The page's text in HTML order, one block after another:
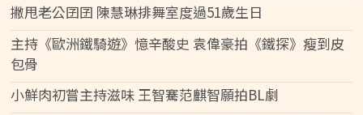
撇甩老公囝囝 陳慧琳排舞室度過51歲生日
主持《歐洲鐵騎遊》憶辛酸史 袁偉豪拍《鐵探》瘦到皮
包骨
小鮮肉初嘗主持滋味 王智騫范麒智願拍BL劇